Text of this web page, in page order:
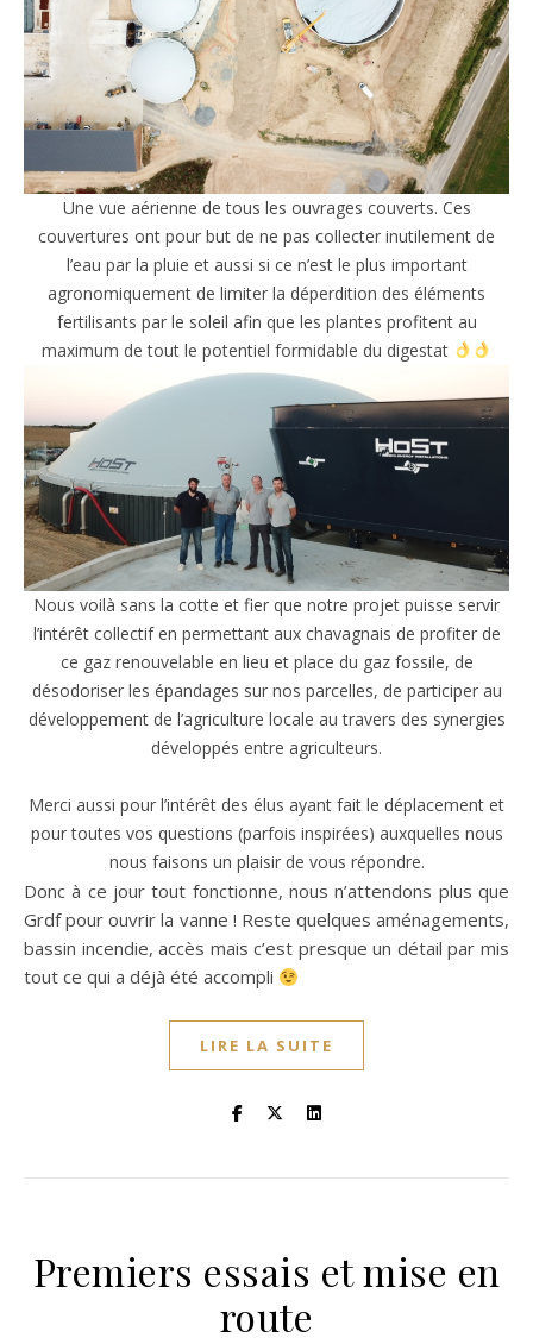
Une vue aérienne de tous les ouvrages couverts. Ces
couvertures ont pour but de ne pas collecter inutilement de
l’eau par la pluie et aussi si ce n’est le plus important
agronomiquement de limiter la déperdition des éléments
fertilisants par le soleil afin que les plantes profitent au
maximum de tout le potentiel formidable du digestat
Nous voilà sans la cotte et fier que notre projet puisse servir
l’intérêt collectif en permettant aux chavagnais de profiter de
ce gaz renouvelable en lieu et place du gaz fossile, de
désodoriser les épandages sur nos parcelles, de participer au
développement de l’agriculture locale au travers des synergies
développés entre agriculteurs.
Merci aussi pour l’intérêt des élus ayant fait le déplacement et
pour toutes vos questions (parfois inspirées) auxquelles nous
nous faisons un plaisir de vous répondre.
Donc à ce jour tout fonctionne, nous n’attendons plus que
Grdf pour ouvrir la vanne ! Reste quelques aménagements,
bassin incendie, accès mais c’est presque un détail par mis
tout ce qui a déjà été accompli
LIRE LA SUITE
Premiers essais et mise en
route